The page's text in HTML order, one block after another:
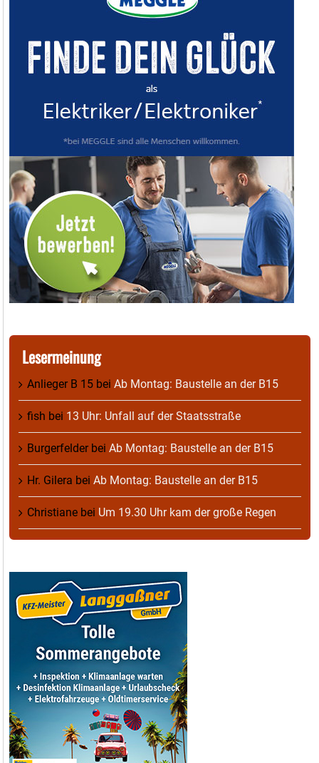
Lesermeinung
Anlieger B 15 bei Ab Montag: Baustelle an der B15
fish bei 13 Uhr: Unfall auf der Staatsstraße
Burgerfelderbei Ab Montag: Baustelle an der B15
Hr. Gilera bei Ab Montag: Baustelle an der B15
Christiane bei Um 19.30 Uhr kam der große Regen